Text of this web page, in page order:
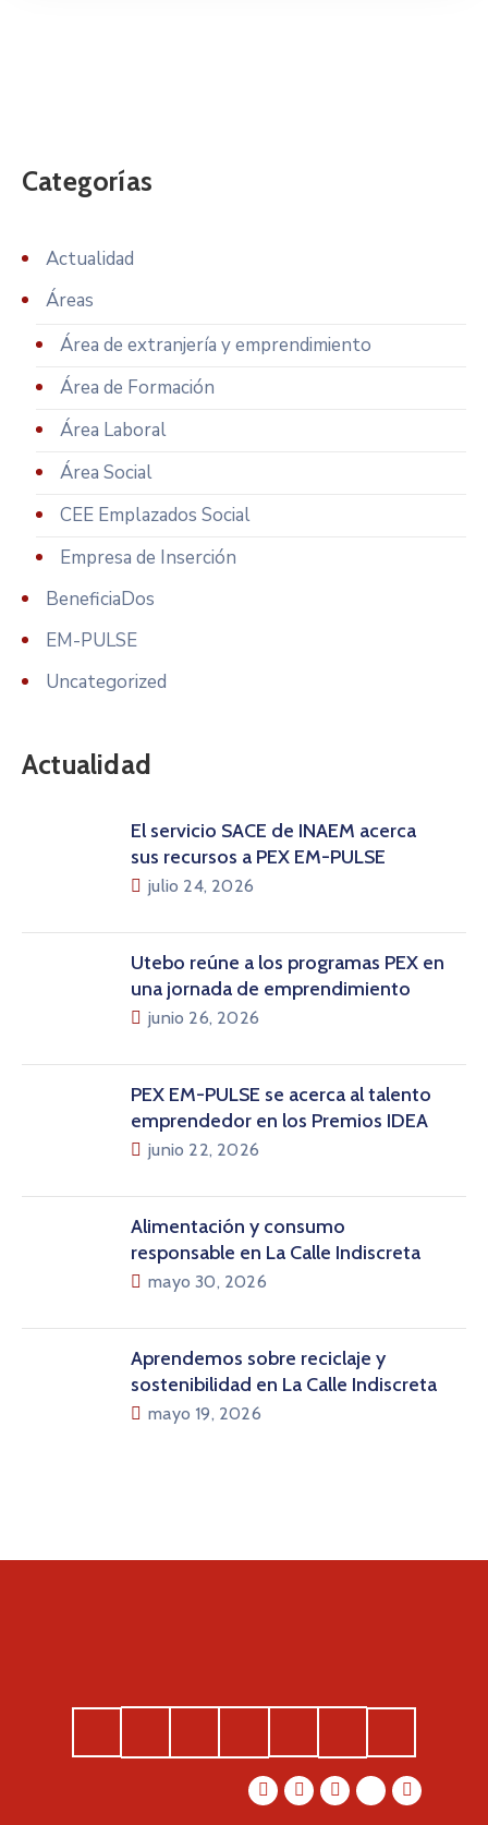
Categorías
Actualidad
Áreas
Área de extranjería y emprendimiento
Área de Formación
Área Laboral
Área Social
CEE Emplazados Social
Empresa de Inserción
BeneficiaDos
EM-PULSE
Uncategorized
Actualidad
El servicio SACE de INAEM acerca
sus recursos a PEX EM-PULSE
julio 24, 2026
Utebo reúne a los programas PEX en
una jornada de emprendimiento
junio 26, 2026
PEX EM-PULSE se acerca al talento
emprendedor en los Premios IDEA
junio 22, 2026
Alimentación y consumo
responsable en La Calle Indiscreta
mayo 30, 2026
Aprendemos sobre reciclaje y
sostenibilidad en La Calle Indiscreta
mayo 19, 2026